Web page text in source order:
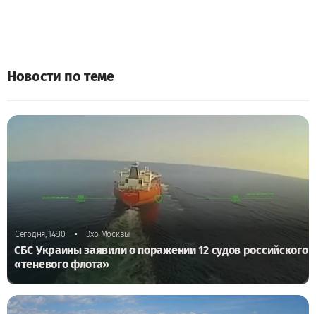
Новости по теме
Сегодня, 14:30 • Эхо Москвы
СБС Украины заявили о поражении 12 судов российского
«теневого флота»